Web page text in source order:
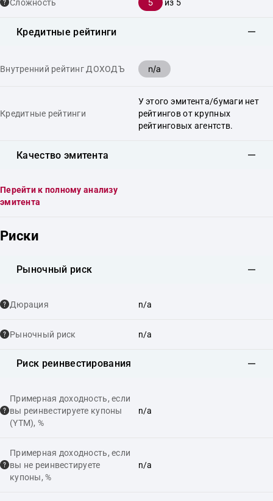
Сложность 5 из 5
Кредитные рейтинги
Внутренний рейтинг ДОХОДЪ n/a
Кредитные рейтинги
У этого эмитента/бумаги нет
рейтингов от крупных
рейтинговых агентств.
Качество эмитента
Перейти к полному анализу
эмитента
Риски
Рыночный риск
Дюрация n/a
Рыночный риск n/a
Риск реинвестирования
Примерная доходность, если
вы реинвестируете купоны
(YTM), %
n/a
Примерная доходность, если
вы не реинвестируете
купоны, %
n/a